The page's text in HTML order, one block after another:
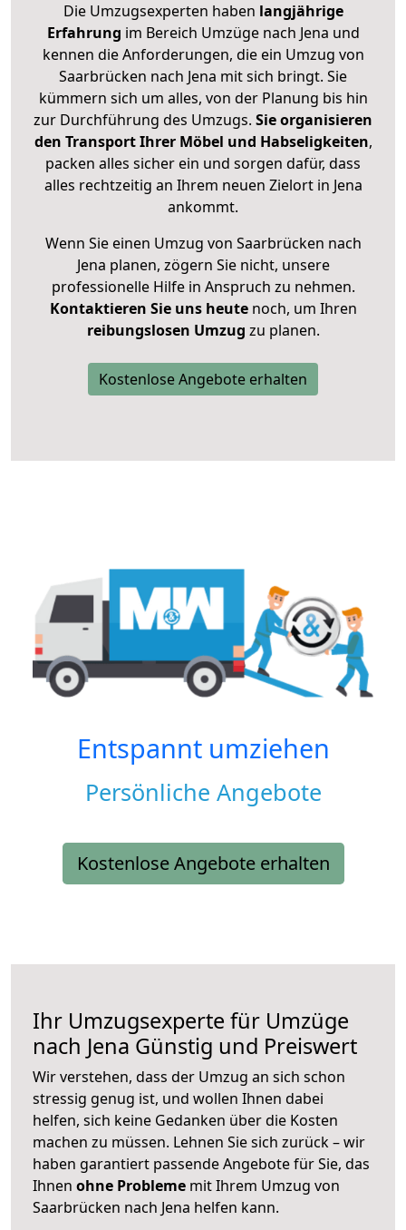
Die Umzugsexperten haben langjährige
Erfahrung im Bereich Umzüge nach Jena und
kennen die Anforderungen, die ein Umzug von
Saarbrücken nach Jena mit sich bringt. Sie
kümmern sich um alles, von der Planung bis hin
zur Durchführung des Umzugs. Sie organisieren
den Transport Ihrer Möbel und Habseligkeiten,
packen alles sicher ein und sorgen dafür, dass
alles rechtzeitig an Ihrem neuen Zielort in Jena
ankommt.
Wenn Sie einen Umzug von Saarbrücken nach
Jena planen, zögern Sie nicht, unsere
professionelle Hilfe in Anspruch zu nehmen.
Kontaktieren Sie uns heutenoch, um Ihren
reibungslosen Umzug zu planen.
Kostenlose Angebote erhalten
Entspannt umziehen
Persönliche Angebote
Kostenlose Angebote erhalten
Ihr Umzugsexperte für Umzüge
nach Jena Günstig und Preiswert
Wir verstehen, dass der Umzug an sich schon
stressig genug ist, und wollen Ihnen dabei
helfen, sich keine Gedanken über die Kosten
machen zu müssen. Lehnen Sie sich zurück – wir
haben garantiert passende Angebote für Sie, das
Ihnen ohne Probleme mit Ihrem Umzug von
Saarbrücken nach Jena helfen kann.